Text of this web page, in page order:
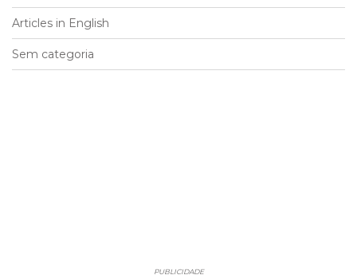
Articles in English
Sem categoria
PUBLICIDADE